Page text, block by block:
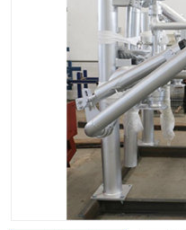
液氨装鹤管
流体装卸臂
撬装鹤管
火车鹤管